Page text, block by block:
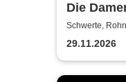
Die
|Wie
glücklich?
Schwerte,
29.11.2026